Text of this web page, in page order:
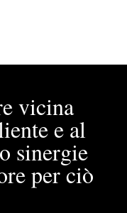
vicina
e al
sinergie
per ciò